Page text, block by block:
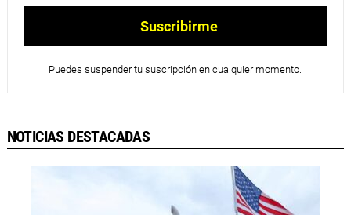
Puedes suspender tu suscripción en cualquier momento.
NOTICIAS DESTACADAS